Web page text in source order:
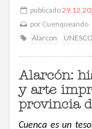
publicado
por Cuenqueando
Alarcon
UNESCO
Alarcón:
y arte
provincia
Cuenca es un